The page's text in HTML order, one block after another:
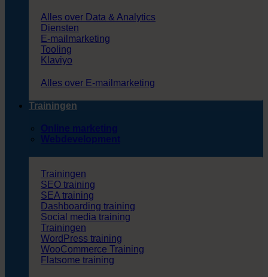
Alles over Data & Analytics
Diensten
E-mailmarketing
Tooling
Klaviyo
Alles over E-mailmarketing
Trainingen
Online marketing
Webdevelopment
Trainingen
SEO training
SEA training
Dashboarding training
Social media training
Trainingen
WordPress training
WooCommerce Training
Flatsome training